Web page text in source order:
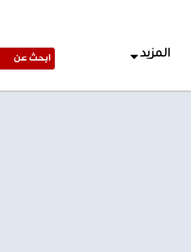
المزيد